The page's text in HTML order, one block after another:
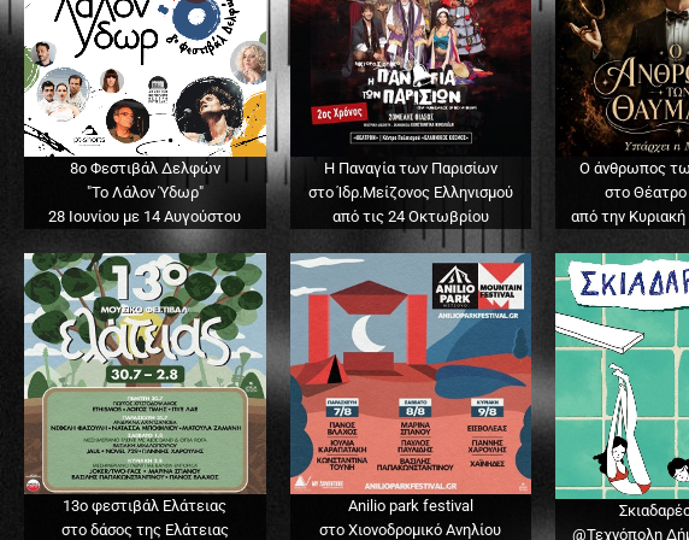
8ο Φεστιβάλ Δελφών
"Το Λάλον Ύδωρ"
28 Ιουνίου με 14 Αυγούστου
Η Παναγία των Παρισίων
στο Ίδρ.Μείζονος Ελληνισμού
από τις 24 Οκτωβρίου
Ο άνθρωπος
στο
από την
13o φεστιβάλ Ελάτειας
στο δάσος της Ελάτειας
Anilio park festival
στο Χιονοδρομικό Ανηλίου
@Τεχνόπολη